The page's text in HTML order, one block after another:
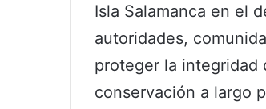
Isla Salamanca en el
autoridades,
proteger la integridad
conservación a largo